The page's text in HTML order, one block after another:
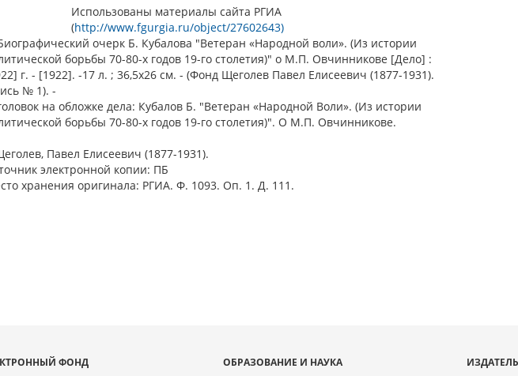
Использованы материалы сайта РГИА
(http://www.fgurgia.ru/object/27602643)
очерк Б. Кубалова "Ветеран «Народной воли». (Из истории
борьбы 70-80-х годов 19-го столетия)" о М.П. Овчинникове [Дело] :
г. - [1922]. -17 л. ; 36,5х26 см. - (Фонд Щеголев Павел Елисеевич (1877-1931).
№ 1). -
на обложке дела: Кубалов Б. "Ветеран «Народной Воли». (Из истории
борьбы 70-80-х годов 19-го столетия)". О М.П. Овчинникове.
Павел Елисеевич (1877-1931).
электронной копии: ПБ
хранения оригинала: РГИА. Ф. 1093. Оп. 1. Д. 111.
ФОНД ОБРАЗОВАНИЕ И НАУКА